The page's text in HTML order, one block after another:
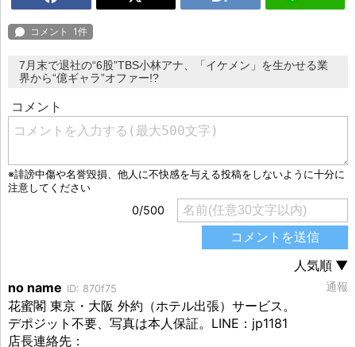
7月末で退社の“6股”TBS小林アナ、「イケメン」を生かせる業
界から“億ギャラ”オファー!?